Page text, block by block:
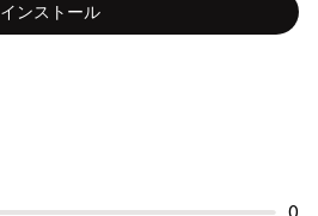
インストール
0